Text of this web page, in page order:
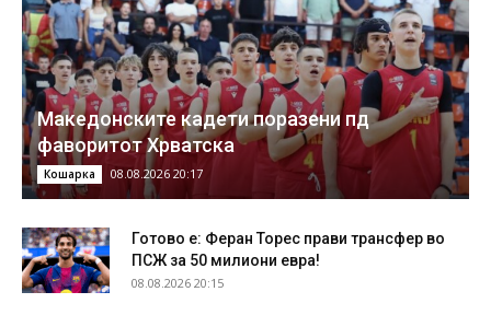
Македонските кадети поразени пд
фаворитот Хрватска
Кошарка 08.08.2026 20:17
Готово е: Феран Торес прави трансфер во
ПСЖ за 50 милиони евра!
08.08.2026 20:15